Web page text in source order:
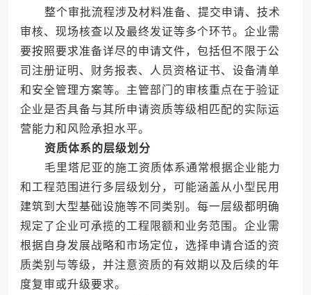
整个审批流程涉及材料准备、提交申请、技术
审核、现场核查以及最终发证等多个环节。企业需
要按照要求准备详尽的申请文件，包括但不限于公
司注册证明、财务报表、人员资格证书、设备清单
和安全管理方案等。主管部门的审核重点在于验证
企业是否具备与其所申请资质等级相匹配的实际运
营能力和风险承担水平。
资质体系的层级划分
毛里塔尼亚的施工资质体系通常根据企业能力
和工程范围进行多层级划分，可能涵盖从小型民用
建筑到大型基础设施等不同类别。每一层级都明确
规定了企业可承揽的工程限额和业务范围。企业需
根据自身发展战略和市场定位，选择申请合适的资
质类别与等级，并注意资质的有效期以及后续的年
度复审或升级要求。